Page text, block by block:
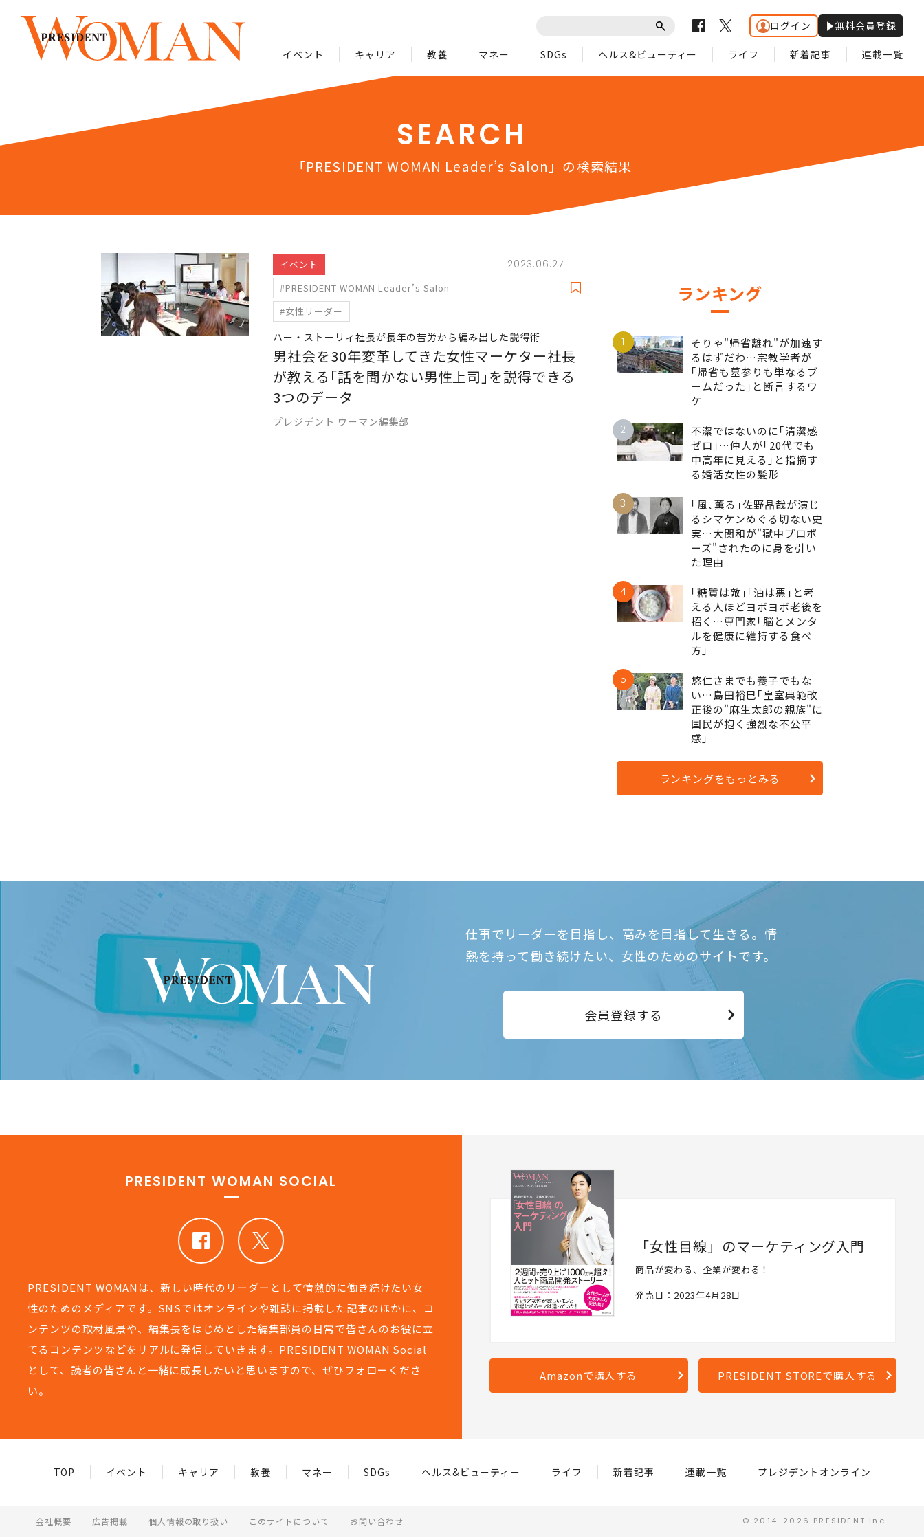
ログイン 無料会員登録
イベント キャリア 教養 マネー SDGs ヘルス&ビューティー ライフ 新着記事 連載一覧
SEARCH
「PRESIDENT WOMAN Leader’s Salon」の検索結果
イベント
#PRESIDENT WOMAN Leader’s Salon
#女性リーダー
2023.06.27
ハー・ストーリィ社長が長年の苦労から編み出した説得術
男社会を30年変革してきた女性マーケター社長
が教える｢話を聞かない男性上司｣を説得できる
3つのデータ
プレジデント ウーマン編集部
ランキング
1
そりゃ"帰省離れ"が加速す
るはずだわ…宗教学者が
｢帰省も墓参りも単なるブ
ームだった｣と断言するワ
ケ
2
不潔ではないのに｢清潔感
ゼロ｣…仲人が｢20代でも
中高年に見える｣と指摘す
る婚活女性の髪形
3
｢風､薫る｣佐野晶哉が演じ
るシマケンめぐる切ない史
実…大関和が"獄中プロポ
ーズ"されたのに身を引い
た理由
4
｢糖質は敵｣｢油は悪｣と考
える人ほどヨボヨボ老後を
招く…専門家｢脳とメンタ
ルを健康に維持する食べ
方｣
5
悠仁さまでも養子でもな
い…島田裕巳｢皇室典範改
正後の"麻生太郎の親族"に
国民が抱く強烈な不公平
感｣
ランキングをもっとみる
仕事でリーダーを目指し、高みを目指して生きる。情
熱を持って働き続けたい、女性のためのサイトです。
会員登録する
PRESIDENT WOMAN SOCIAL
PRESIDENT WOMANは、新しい時代のリーダーとして情熱的に働き続けたい女
性のためのメディアです。SNSではオンラインや雑誌に掲載した記事のほかに、コ
ンテンツの取材風景や、編集長をはじめとした編集部員の日常で皆さんのお役に立
てるコンテンツなどをリアルに発信していきます。PRESIDENT WOMAN Social
として、読者の皆さんと一緒に成長したいと思いますので、ぜひフォローくださ
い。
「女性目線」のマーケティング入門
商品が変わる、企業が変わる！
発売日：2023年4月28日
Amazonで購入する PRESIDENT STOREで購入する
TOP イベント キャリア 教養 マネー SDGs ヘルス&ビューティー ライフ 新着記事 連載一覧 プレジデントオンライン
会社概要 広告掲載 個人情報の取り扱い このサイトについて お問い合わせ © 2014-2026 PRESIDENT Inc.